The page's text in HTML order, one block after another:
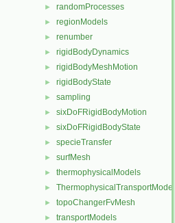
► randomProcesses
► regionModels
► renumber
► rigidBodyDynamics
► rigidBodyMeshMotion
► rigidBodyState
► sampling
► sixDoFRigidBodyMotion
► sixDoFRigidBodyState
► specieTransfer
► surfMesh
► thermophysicalModels
► ThermophysicalTransportModels
► topoChangerFvMesh
► transportModels